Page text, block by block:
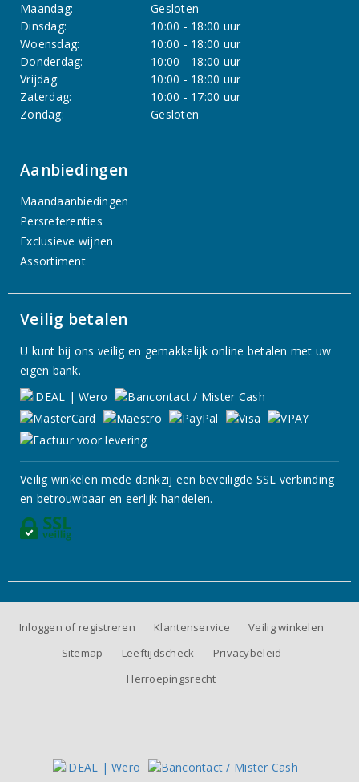
Maandag:
Gesloten
Dinsdag:
10:00 - 18:00 uur
Woensdag:
10:00 - 18:00 uur
Donderdag:
10:00 - 18:00 uur
Vrijdag:
10:00 - 18:00 uur
Zaterdag:
10:00 - 17:00 uur
Zondag:
Gesloten
Aanbiedingen
Maandaanbiedingen
Persreferenties
Exclusieve wijnen
Assortiment
Veilig betalen
U kunt bij ons veilig en gemakkelijk online betalen met uw
eigen bank.
Veilig winkelen mede dankzij een beveiligde SSL verbinding
en betrouwbaar en eerlijk handelen.
Inloggen of registreren Klantenservice
Veilig winkelen
Sitemap
Leeftijdscheck
Privacybeleid
Herroepingsrecht